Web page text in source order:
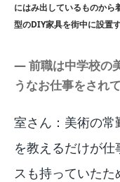
にはみ出しているものから
型のDIY家具を街中に設置
― 前職は中学校の
うなお仕事をされ
室さん：美術の
を教えるだけが
スも持っていた